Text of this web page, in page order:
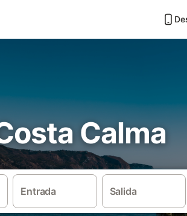
Calma
Entrada Salida